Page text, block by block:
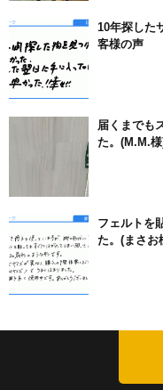
10年探した
客様の声
届くまでも
た。(M.M.
フェルトを
た。(まさお